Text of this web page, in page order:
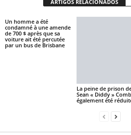
ARTIGOS RELACIONADOS
Un homme a été
condamné à une amende
de 700 $ après que sa
voiture ait été percutée
par un bus de Brisbane
La peine de prison
Sean « Diddy »
également été